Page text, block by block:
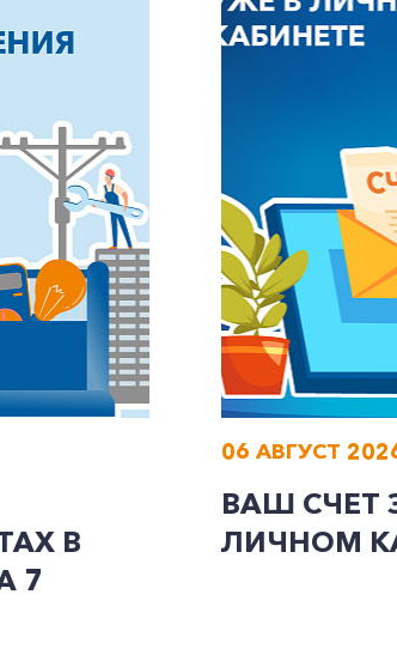
В
7
06 АВГУСТ
ВАШ СЧЕТ
ЛИЧНОМ